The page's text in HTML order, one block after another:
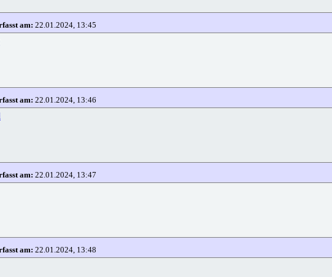
am: 22.01.2024, 13:45
am: 22.01.2024, 13:46
am: 22.01.2024, 13:47
am: 22.01.2024, 13:48